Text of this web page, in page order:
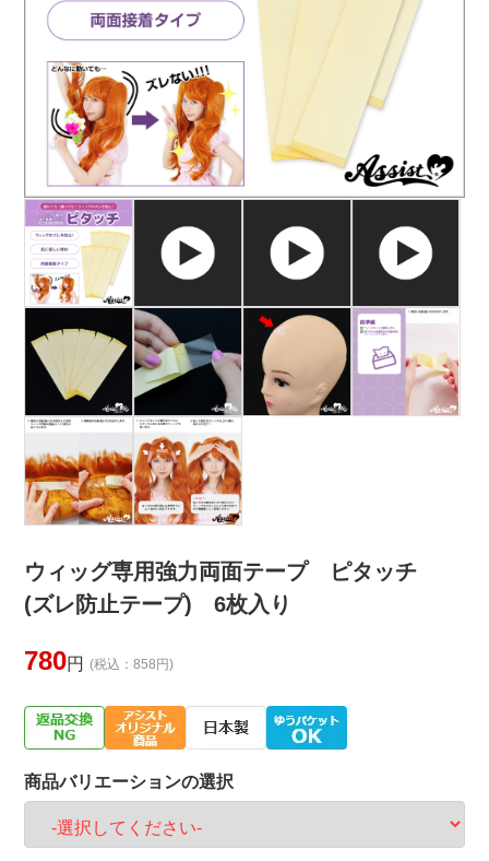
ウィッグ専用強力両面テープ ピタッチ
(ズレ防止テープ) 6枚入り
780円 (税込：858円)
商品バリエーションの選択